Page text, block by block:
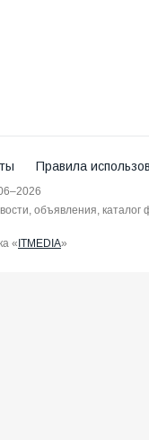
Правила
объявления,
« ITMEDIA»